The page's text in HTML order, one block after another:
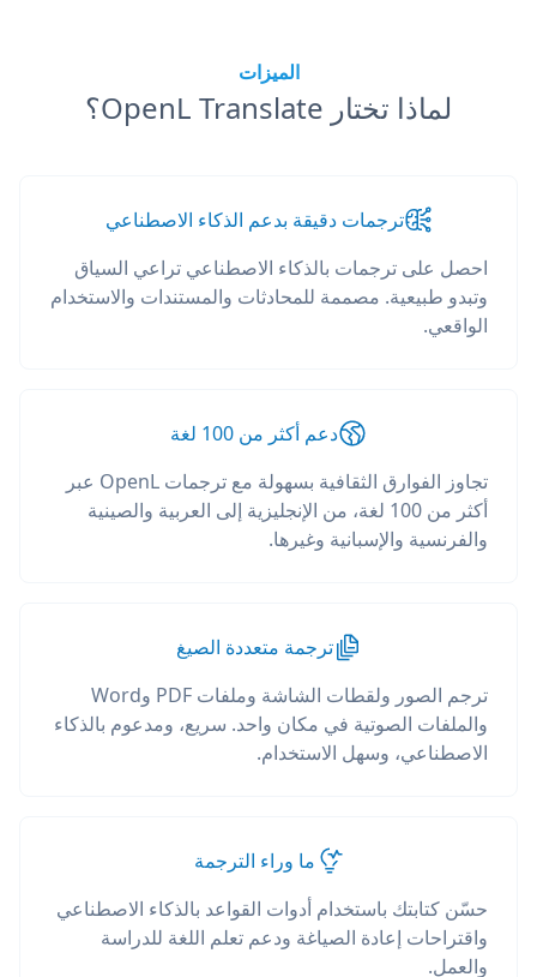
الميزات
لماذا تختار OpenL Translate؟
ترجمات دقيقة بدعم الذكاء الاصطناعي
احصل على ترجمات بالذكاء الاصطناعي تراعي السياق
وتبدو طبيعية. مصممة للمحادثات والمستندات والاستخدام
الواقعي.
دعم أكثر من 100 لغة
تجاوز الفوارق الثقافية بسهولة مع ترجمات OpenL عبر
أكثر من 100 لغة، من الإنجليزية إلى العربية والصينية
والفرنسية والإسبانية وغيرها.
ترجمة متعددة الصيغ
ترجم الصور ولقطات الشاشة وملفات PDF وWord
والملفات الصوتية في مكان واحد. سريع، ومدعوم بالذكاء
الاصطناعي، وسهل الاستخدام.
ما وراء الترجمة
حسّن كتابتك باستخدام أدوات القواعد بالذكاء الاصطناعي
واقتراحات إعادة الصياغة ودعم تعلم اللغة للدراسة
والعمل.